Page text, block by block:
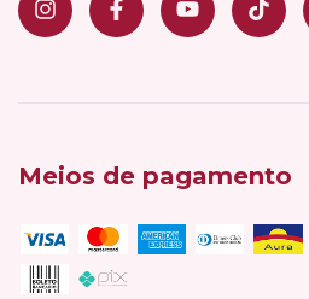
Meios de pagamento